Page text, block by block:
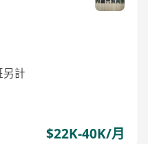
另計
$22K-40K/月